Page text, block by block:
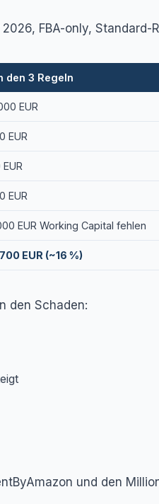
FBA-only, Standard-
den 3 Regeln
EUR
EUR
EUR
EUR Working Capital fehlen
EUR (~16 %)
den Schaden:
und den